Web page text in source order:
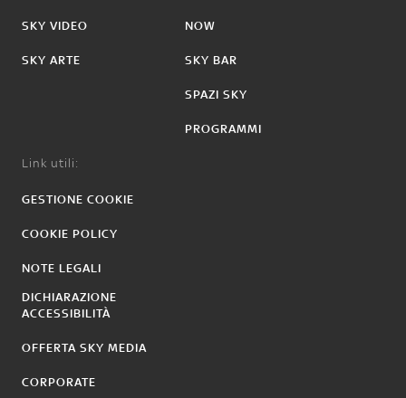
SKY VIDEO
SKY ARTE
NOW
SKY BAR
SPAZI SKY
PROGRAMMI
Link utili:
GESTIONE COOKIE
COOKIE POLICY
NOTE LEGALI
DICHIARAZIONE
ACCESSIBILITÀ
OFFERTA SKY MEDIA
CORPORATE